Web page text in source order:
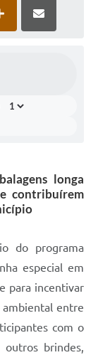
longa
contribuírem
do programa
especial em
para incentivar
ambiental entre
com o
brindes,